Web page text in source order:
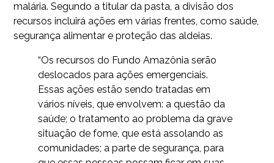
malária. Segundo a titular da pasta, a divisão dos
recursos incluirá ações em várias frentes, como saúde,
segurança alimentar e proteção das aldeias.
“Os recursos do Fundo Amazônia serão
deslocados para ações emergenciais.
Essas ações estão sendo tratadas em
vários níveis, que envolvem: a questão da
saúde; o tratamento ao problema da grave
situação de fome, que está assolando as
comunidades; a parte de segurança, para